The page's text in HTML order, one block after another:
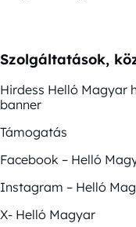
Szolgáltatások,
Hirdess Helló Magyar
banner
Támogatás
Facebook – Helló
Instagram – Helló
X- Helló Magyar